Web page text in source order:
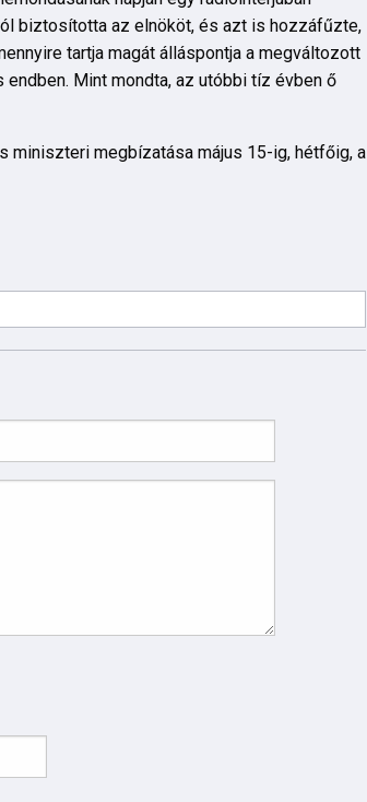
biztosította az elnököt, és azt is hozzáfűzte,
tartja magát álláspontja a megváltozott
Mint mondta, az utóbbi tíz évben ő
miniszteri megbízatása május 15-ig, hétfőig, a